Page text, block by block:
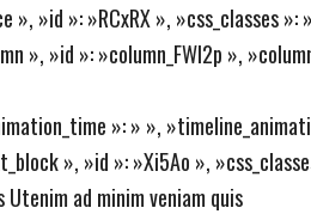
», »id »: »RCxRX », »css_classes
», »id »: »column_FWl2p »,
»: » »,
», »id »: »Xi5Ao »,
ad minim veniam quis